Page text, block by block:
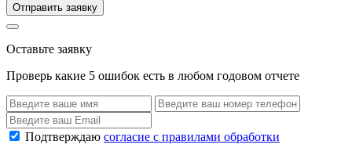
Отправить заявку
Оставьте заявку
Проверь какие 5 ошибок есть в любом годовом отчете
Подтверждаю согласие с правилами обработки